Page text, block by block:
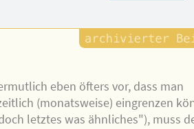
eben öfters vor, dass man
(monatsweise) eingrenzen
letztes was ähnliches"), muss